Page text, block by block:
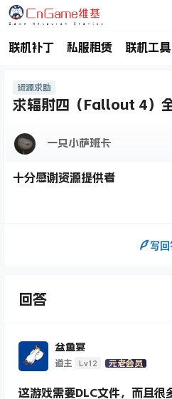
联机补丁 私服租赁 联机工具
资源求助
求辐射四（Fallout 4）
一只小萨班卡
十分感谢资源提供者
写
回答
盆鱼宴
道主 Lv12 元老会员
这游戏需要DLC文件，而且很